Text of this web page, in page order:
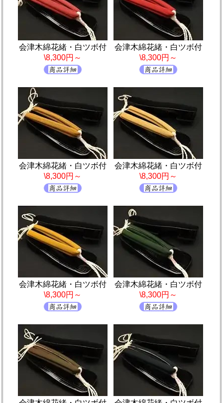
会津木綿花緒・白ツボ付
\8,300円～
会津木綿花緒・白ツボ付
\8,300円～
会津木綿花緒・白ツボ付
\8,300円～
会津木綿花緒・白ツボ付
\8,300円～
会津木綿花緒・白ツボ付
\8,300円～
会津木綿花緒・白ツボ付
\8,300円～